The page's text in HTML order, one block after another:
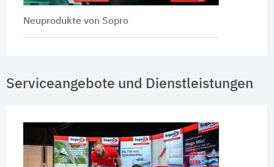
Neuprodukte von Sopro
Serviceangebote und Dienstleistungen